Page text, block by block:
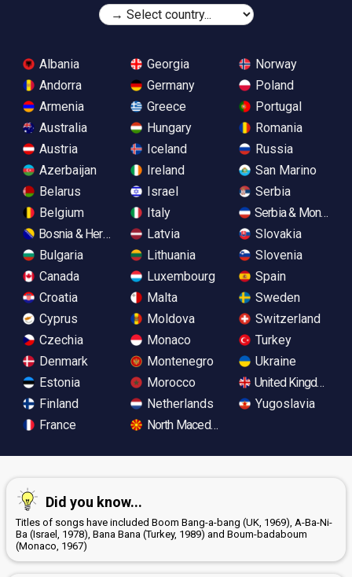
Albania
Andorra
Armenia
Australia
Austria
Azerbaijan
Belarus
Belgium
Bosnia & Herzegovina
Bulgaria
Canada
Croatia
Cyprus
Czechia
Denmark
Estonia
Finland
France
Georgia
Germany
Greece
Hungary
Iceland
Ireland
Israel
Italy
Latvia
Lithuania
Luxembourg
Malta
Moldova
Monaco
Montenegro
Morocco
Netherlands
North Macedonia
Norway
Poland
Portugal
Romania
Russia
San Marino
Serbia
Serbia &
Slovakia
Slovenia
Spain
Sweden
Switzerland
Turkey
Ukraine
United Kingdom
Yugoslavia
Did you know...
Titles of songs have included Boom Bang-a-bang (UK, 1969), A-Ba-Ni-
Ba (Israel, 1978), Bana Bana (Turkey, 1989) and Boum-badaboum
(Monaco, 1967)